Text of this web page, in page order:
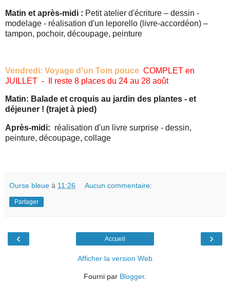
Matin et après-midi : Petit atelier d'écriture – dessin -
modelage - réalisation d'un leporello (livre-accordéon) –
tampon, pochoir, découpage, peinture
Vendredi: Voyage d'un Tom pouce COMPLET en
JUILLET - Il reste 8 places du 24 au 28 août
Matin: Balade et croquis au jardin des plantes - et
déjeuner ! (trajet à pied)
Après-midi: réalisation d'un livre surprise - dessin,
peinture, découpage, collage
Ourse bleue à 11:26 Aucun commentaire:
Partager
‹ ›
Accueil
Afficher la version Web
Fourni par Blogger.